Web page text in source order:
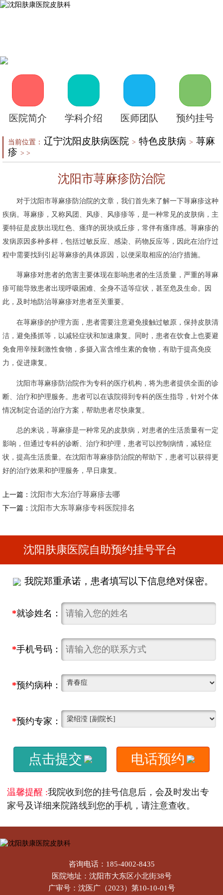
医院简介 学科介绍 医师团队 预约挂号
当前位置： 辽宁沈阳皮肤病医院 > 特色皮肤病 > 荨麻
疹 > >
沈阳市荨麻疹防治院
对于沈阳市荨麻疹防治院的文章，我们首先来了解一下荨麻疹这种
疾病。荨麻疹，又称风团、风疹、风疹疹等，是一种常见的皮肤病，主
要特征是皮肤出现红色、瘙痒的斑块或丘疹，常伴有瘙痒感。荨麻疹的
发病原因多种多样，包括过敏反应、感染、药物反应等，因此在治疗过
程中需要找到引起荨麻疹的具体原因，以便采取相应的治疗措施。
荨麻疹对患者的危害主要体现在影响患者的生活质量，严重的荨麻
疹可能导致患者出现呼吸困难、全身不适等症状，甚至危及生命。因
此，及时地防治荨麻疹对患者至关重要。
在荨麻疹的护理方面，患者需要注意避免接触过敏原，保持皮肤清
洁，避免搔抓等，以减轻症状和加速康复。同时，患者在饮食上也要避
免食用辛辣刺激性食物，多摄入富含维生素的食物，有助于提高免疫
力，促进康复。
沈阳市荨麻疹防治院作为专科的医疗机构，将为患者提供全面的诊
断、治疗和护理服务。患者可以在该院得到专科的医生指导，针对个体
情况制定合适的治疗方案，帮助患者尽快康复。
总的来说，荨麻疹是一种常见的皮肤病，对患者的生活质量有一定
影响，但通过专科的诊断、治疗和护理，患者可以控制病情，减轻症
状，提高生活质量。在沈阳市荨麻疹防治院的帮助下，患者可以获得更
好的治疗效果和护理服务，早日康复。
上一篇：沈阳市大东治疗荨麻疹去哪
下一篇：沈阳市大东荨麻疹专科医院排名
沈阳肤康医院自助预约挂号平台
我院郑重承诺，患者填写以下信息绝对保密。
*就诊姓名：
*手机号码：
*预约病种：
*预约专家：
点击提交 电话预约
温馨提醒 :我院收到您的挂号信息后，会及时发出专
家号及详细来院路线到您的手机，请注意查收。
咨询电话：185-4002-8435
医院地址：沈阳市大东区小北街38号
广审号：沈医广（2023）第10-10-01号